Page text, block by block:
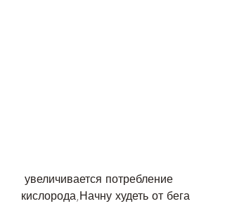
кислорода,Начну худеть от бега